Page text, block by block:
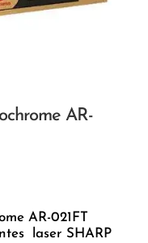
AR-
AR-021FT
laser SHARP